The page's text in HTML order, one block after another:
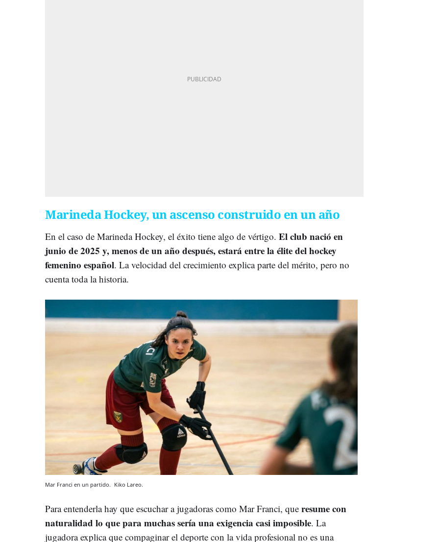
Marineda Hockey, un ascenso construido en un año
En el caso de Marineda Hockey, el éxito tiene algo de vértigo. El club nació en
junio de 2025 y, menos de un año después, estará entre la élite del hockey
femenino español. La velocidad del crecimiento explica parte del mérito, pero no
cuenta toda la historia.
Mar Franci en un partido. Kiko Lareo.
Para entenderla hay que escuchar a jugadoras como Mar Franci, que resume con
naturalidad lo que para muchas sería una exigencia casi imposible. La
jugadora explica que compaginar el deporte con la vida profesional no es una